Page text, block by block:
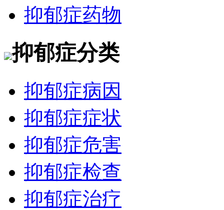
抑郁症药物
抑郁症分类
抑郁症病因
抑郁症症状
抑郁症危害
抑郁症检查
抑郁症治疗